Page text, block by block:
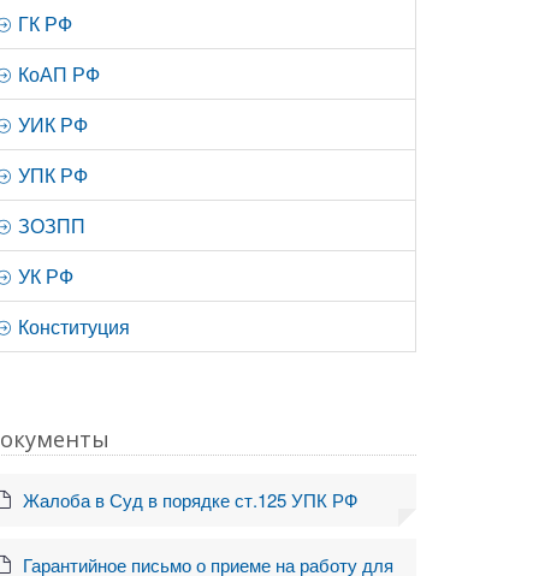
ГК РФ
КоАП РФ
УИК РФ
УПК РФ
ЗОЗПП
УК РФ
Конституция
Жалоба в Суд в порядке ст.125 УПК РФ
Гарантийное письмо о приеме на работу для